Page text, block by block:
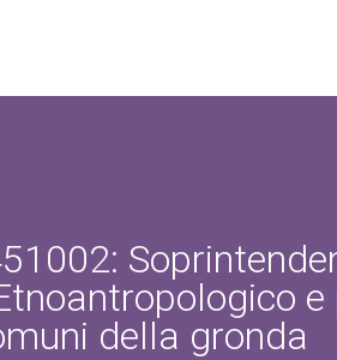
e
della gronda